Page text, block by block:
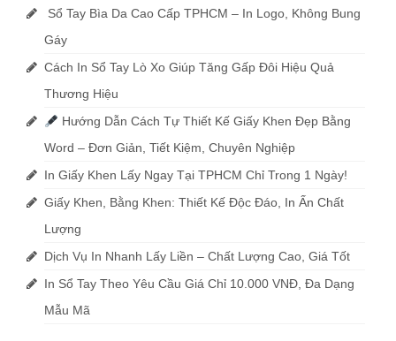
Sổ Tay Bìa Da Cao Cấp TPHCM – In Logo, Không Bung
Gáy
Cách In Sổ Tay Lò Xo Giúp Tăng Gấp Đôi Hiệu Quả
Thương Hiệu
Hướng Dẫn Cách Tự Thiết Kế Giấy Khen Đẹp Bằng
Word – Đơn Giản, Tiết Kiệm, Chuyên Nghiệp
In Giấy Khen Lấy Ngay Tại TPHCM Chỉ Trong 1 Ngày!
Giấy Khen, Bằng Khen: Thiết Kế Độc Đáo, In Ấn Chất
Lượng
Dịch Vụ In Nhanh Lấy Liền – Chất Lượng Cao, Giá Tốt
In Sổ Tay Theo Yêu Cầu Giá Chỉ 10.000 VNĐ, Đa Dạng
Mẫu Mã